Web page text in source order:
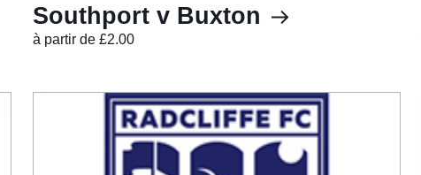
Southport v Buxton
à partir de £2.00